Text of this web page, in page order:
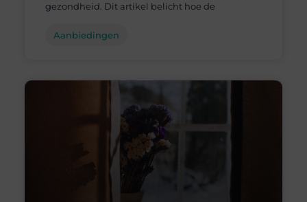
gezondheid. Dit artikel belicht hoe de
Aanbiedingen